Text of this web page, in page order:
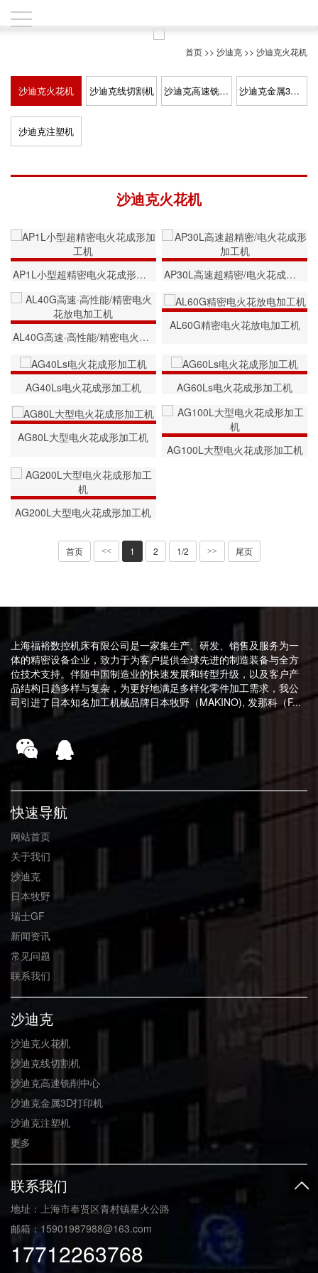
首页 >> 沙迪克 >> 沙迪克火花机
沙迪克火花机 沙迪克线切割机 沙迪克高速铣削中心 沙迪克金属3D打印机
沙迪克注塑机
沙迪克火花机
AP1L小型超精密电火花成形加工机 AP30L高速超精密/电火花成形加工机
AL40G高速·高性能/精密电火花放电加工机
AL60G精密电火花放电加工机
AG40Ls电火花成形加工机 AG60Ls电火花成形加工机
AG80L大型电火花成形加工机
AG100L大型电火花成形加工机
AG200L大型电火花成形加工机
首页 << 1 2 1/2 >> 尾页
上海福裕数控机床有限公司是一家集生产、研发、销售及服务为一
体的精密设备企业，致力于为客户提供全球先进的制造装备与全方
位技术支持。伴随中国制造业的快速发展和转型升级，以及客户产
品结构日趋多样与复杂，为更好地满足多样化零件加工需求，我公
司引进了日本知名加工机械品牌日本牧野（MAKINO), 发那科（F...
快速导航
网站首页
关于我们
沙迪克
日本牧野
瑞士GF
新闻资讯
常见问题
联系我们
沙迪克
沙迪克火花机
沙迪克线切割机
沙迪克高速铣削中心
沙迪克金属3D打印机
沙迪克注塑机
更多
联系我们
地址：上海市奉贤区青村镇星火公路
邮箱：15901987988@163.com
17712263768